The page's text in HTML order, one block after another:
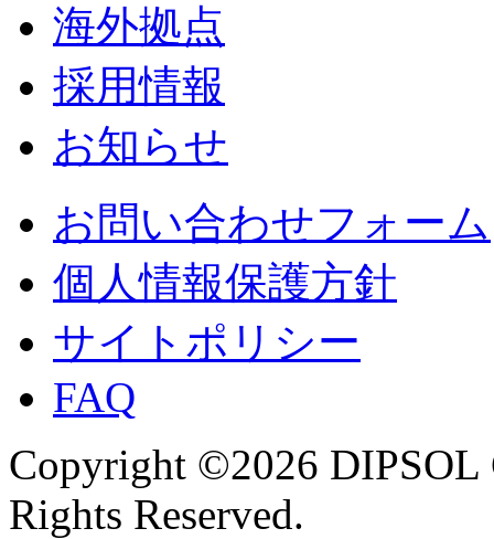
海外拠点
採用情報
お知らせ
お問い合わせフォーム
個人情報保護方針
サイトポリシー
FAQ
Copyright ©2026
Rights Reserved.